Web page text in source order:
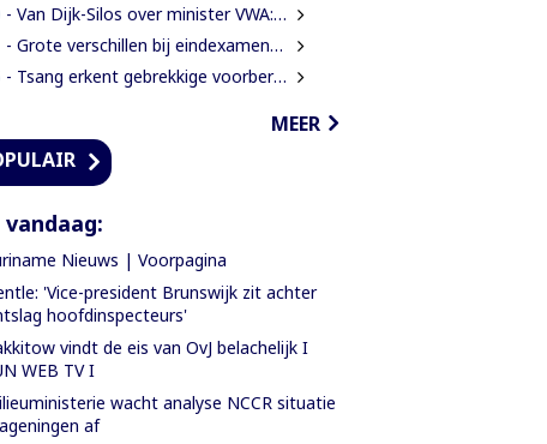
- Van Dijk-Silos over minister VWA: “Zet een technocraat die inzicht heeft in de volksgezondheid”
- Grote verschillen bij eindexamens mulo en lbo: STS-1 telt 174 afgewezen leerlingen
- Tsang erkent gebrekkige voorbereiding rehabilitatie Domineestraat
MEER
vandaag:
Nieuws | Voorpagina
'Vice-president Brunswijk zit achter
hoofdinspecteurs'
vindt de eis van OvJ belachelijk I
WEB TV I
wacht analyse NCCR situatie
af